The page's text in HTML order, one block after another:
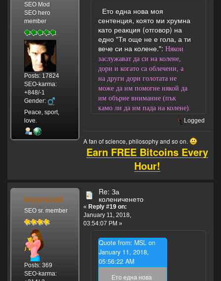
SEO Mod
SEO hero
member
Posts: 17824
SEO-karma:
+848/-1
Gender:
Peace, sport,
love.
Ето една нова моя
сентенция, която ми хрумна
като реакция (отговор) на
едно "Тя още не е гола, а ти
вече си на колене.": Някои
заслужават да си на колене,
дори и когато са облечени, а
на други дори голотата не
може да им помогне някой да
им обърне внимание (пък
камо ли да им пада на колене).
Logged
A fan of science, philosophy and so on.
Earn FREE Bitcoins Every
Hour!
boyanova6
SEO sr. member
Posts: 369
SEO-karma:
Re: За
колениченето
« Reply #19 on:
January 11, 2018,
03:54:07 PM »
Quote from: MSL on
January 11, 2018,
05:56:22 AM
Ето една нова